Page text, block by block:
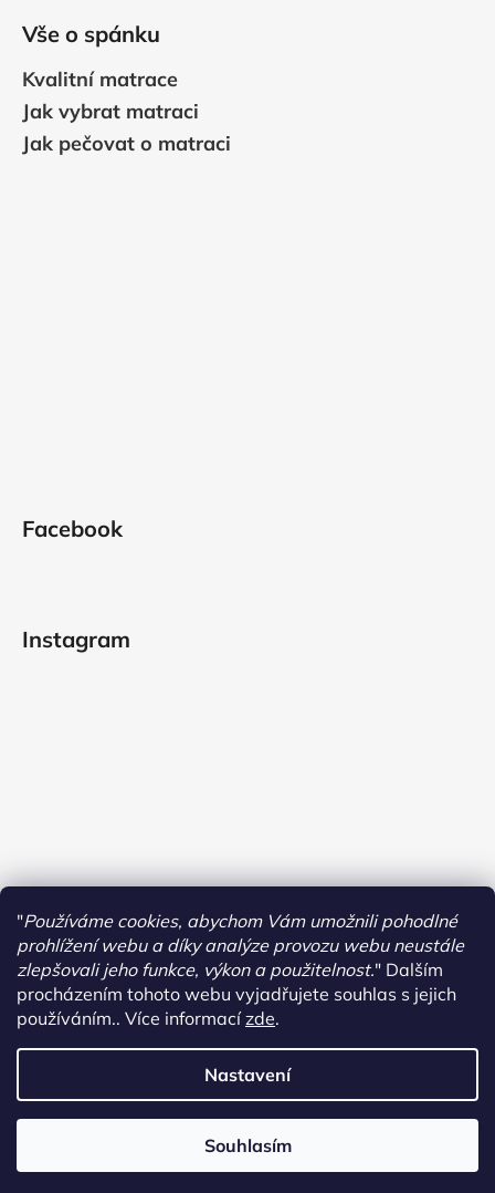
"Používáme cookies, abychom Vám umožnili pohodlné
prohlížení webu a díky analýze provozu webu neustále
zlepšovali jeho funkce, výkon a použitelnost." Dalším
procházením tohoto webu vyjadřujete souhlas s jejich
používáním.. Více informacízde.
Nastavení
Souhlasím
Vše o spánku
Kvalitní matrace
Jak vybrat matraci
Jak pečovat o matraci
Facebook
Instagram
Copyright 2026Dormas. Všechna práva vyhrazena.Upravit
nastavení cookies